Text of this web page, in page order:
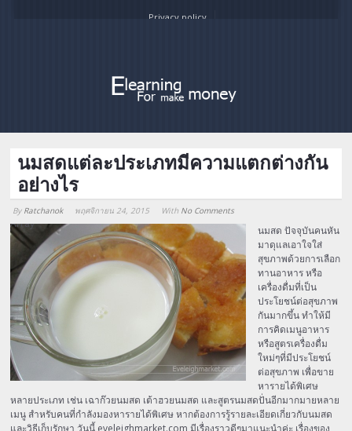
Privacy policy
นมสดแต่ละประเภทมีความแตกต่างกัน
อย่างไร
By Ratchanok พฤศจิกายน 24, 2015 With No Comments
Array
นมสด ปัจจุบันคนหัน
มาดุแลเอาใจใส่
สุขภาพด้วยการเลือก
ทานอาหาร หรือ
เครื่องดื่มที่เป็น
ประโยชน์ต่อสุขภาพ
กันมากขึ้น ทำให้มี
การคิดเมนูอาหาร
หรือสูตรเครื่องดื่ม
ใหม่ๆที่มีประโยชน์
ต่อสุขภาพ เพื่อขาย
หารายได้พิเศษ
หลายประเภท เช่น เฉาก๊วยนมสด เต้าฮวยนมสด และสูตรนมสดปั่นอีกมากมายหลาย
เมนู สำหรับคนที่กำลังมองหารายได้พิเศษ หากต้องการรู้รายละเอียดเกี่ยวกับนมสด